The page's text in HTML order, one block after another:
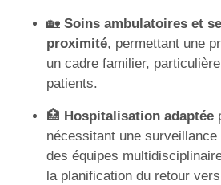
🏡 Soins ambulatoires et
proximité, permettant une
un cadre familier,
patients.
🏥 Hospitalisation adaptée
nécessitant une
des équipes
la planification du retour